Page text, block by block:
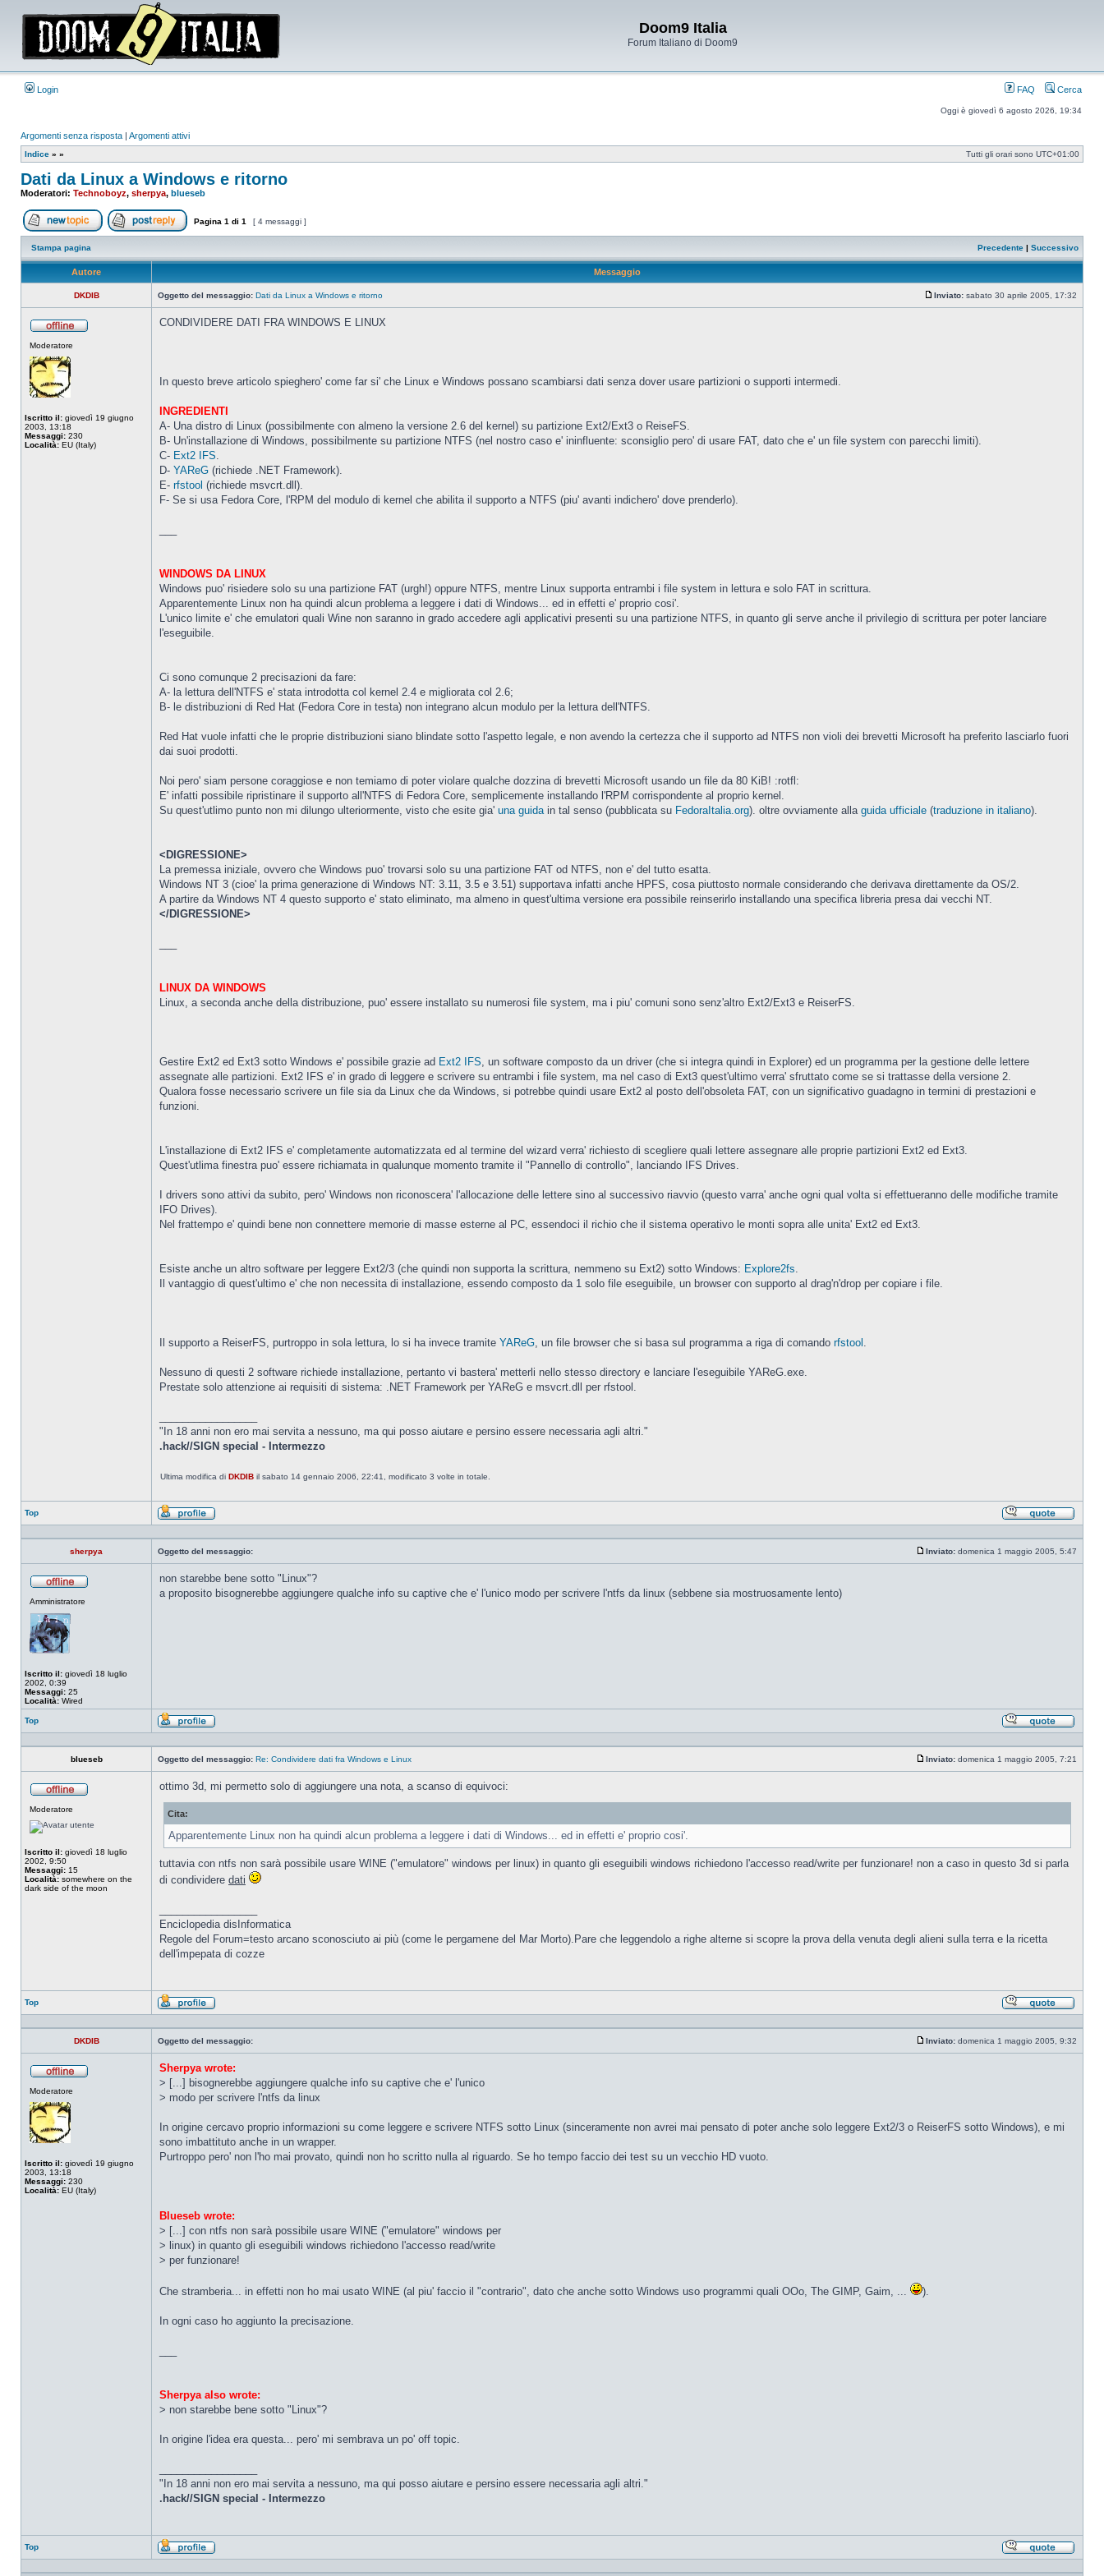
Doom9 Italia
Forum Italiano di Doom9
Login FAQ Cerca
Oggi è giovedì 6 agosto 2026, 19:34
Argomenti senza risposta | Argomenti attivi
Indice » » Tutti gli orari sono UTC+01:00
Dati da Linux a Windows e ritorno
Moderatori: Technoboyz, sherpya, blueseb
Apri un nuovo argomentoRispondi all’argomento
Pagina 1 di 1 [ 4 messaggi ]
Stampa pagina Precedente | Successivo
Autore Messaggio
DKDIB Oggetto del messaggio: Dati da Linux a Windows e ritorno
Inviato: sabato 30 aprile 2005, 17:32
Moderatore
Iscritto il: giovedì 19 giugno
2003, 13:18
Messaggi: 230
Località: EU (Italy)
CONDIVIDERE DATI FRA WINDOWS E LINUX
In questo breve articolo spieghero' come far si' che Linux e Windows possano scambiarsi dati senza dover usare partizioni o supporti intermedi.
INGREDIENTI
A- Una distro di Linux (possibilmente con almeno la versione 2.6 del kernel) su partizione Ext2/Ext3 o ReiseFS.
B- Un'installazione di Windows, possibilmente su partizione NTFS (nel nostro caso e' ininfluente: sconsiglio pero' di usare FAT, dato che e' un file system con parecchi limiti).
C- Ext2 IFS.
D- YAReG (richiede .NET Framework).
E- rfstool (richiede msvcrt.dll).
F- Se si usa Fedora Core, l'RPM del modulo di kernel che abilita il supporto a NTFS (piu' avanti indichero' dove prenderlo).
WINDOWS DA LINUX
Windows puo' risiedere solo su una partizione FAT (urgh!) oppure NTFS, mentre Linux supporta entrambi i file system in lettura e solo FAT in scrittura.
Apparentemente Linux non ha quindi alcun problema a leggere i dati di Windows... ed in effetti e' proprio cosi'.
L'unico limite e' che emulatori quali Wine non saranno in grado accedere agli applicativi presenti su una partizione NTFS, in quanto gli serve anche il privilegio di scrittura per poter lanciare
l'eseguibile.
Ci sono comunque 2 precisazioni da fare:
A- la lettura dell'NTFS e' stata introdotta col kernel 2.4 e migliorata col 2.6;
B- le distribuzioni di Red Hat (Fedora Core in testa) non integrano alcun modulo per la lettura dell'NTFS.
Red Hat vuole infatti che le proprie distribuzioni siano blindate sotto l'aspetto legale, e non avendo la certezza che il supporto ad NTFS non violi dei brevetti Microsoft ha preferito lasciarlo fuori
dai suoi prodotti.
Noi pero' siam persone coraggiose e non temiamo di poter violare qualche dozzina di brevetti Microsoft usando un file da 80 KiB! :rotfl:
E' infatti possibile ripristinare il supporto all'NTFS di Fedora Core, semplicemente installando l'RPM corrispondente al proprio kernel.
Su quest'utlimo punto non mi dilungo ulteriormente, visto che esite gia' una guidain tal senso (pubblicata su FedoraItalia.org). oltre ovviamente alla guida ufficiale (traduzione in italiano).
<DIGRESSIONE>
La premessa iniziale, ovvero che Windows puo' trovarsi solo su una partizione FAT od NTFS, non e' del tutto esatta.
Windows NT 3 (cioe' la prima generazione di Windows NT: 3.11, 3.5 e 3.51) supportava infatti anche HPFS, cosa piuttosto normale considerando che derivava direttamente da OS/2.
A partire da Windows NT 4 questo supporto e' stato eliminato, ma almeno in quest'ultima versione era possibile reinserirlo installando una specifica libreria presa dai vecchi NT.
</DIGRESSIONE>
LINUX DA WINDOWS
Linux, a seconda anche della distribuzione, puo' essere installato su numerosi file system, ma i piu' comuni sono senz'altro Ext2/Ext3 e ReiserFS.
Gestire Ext2 ed Ext3 sotto Windows e' possibile grazie ad Ext2 IFS, un software composto da un driver (che si integra quindi in Explorer) ed un programma per la gestione delle lettere
assegnate alle partizioni. Ext2 IFS e' in grado di leggere e scrivere su entrambi i file system, ma nel caso di Ext3 quest'ultimo verra' sfruttato come se si trattasse della versione 2.
Qualora fosse necessario scrivere un file sia da Linux che da Windows, si potrebbe quindi usare Ext2 al posto dell'obsoleta FAT, con un significativo guadagno in termini di prestazioni e
funzioni.
L'installazione di Ext2 IFS e' completamente automatizzata ed al termine del wizard verra' richiesto di scegliere quali lettere assegnare alle proprie partizioni Ext2 ed Ext3.
Quest'utlima finestra puo' essere richiamata in qualunque momento tramite il "Pannello di controllo", lanciando IFS Drives.
I drivers sono attivi da subito, pero' Windows non riconoscera' l'allocazione delle lettere sino al successivo riavvio (questo varra' anche ogni qual volta si effettueranno delle modifiche tramite
IFO Drives).
Nel frattempo e' quindi bene non connettere memorie di masse esterne al PC, essendoci il richio che il sistema operativo le monti sopra alle unita' Ext2 ed Ext3.
Esiste anche un altro software per leggere Ext2/3 (che quindi non supporta la scrittura, nemmeno su Ext2) sotto Windows: Explore2fs.
Il vantaggio di quest'ultimo e' che non necessita di installazione, essendo composto da 1 solo file eseguibile, un browser con supporto al drag'n'drop per copiare i file.
Il supporto a ReiserFS, purtroppo in sola lettura, lo si ha invece tramite YAReG, un file browser che si basa sul programma a riga di comando rfstool .
Nessuno di questi 2 software richiede installazione, pertanto vi bastera' metterli nello stesso directory e lanciare l'eseguibile YAReG.exe.
Prestate solo attenzione ai requisiti di sistema: .NET Framework per YAReG e msvcrt.dll per rfstool.
"In 18 anni non ero mai servita a nessuno, ma qui posso aiutare e persino essere necessaria agli altri."
.hack//SIGN special - Intermezzo
Ultima modifica di DKDIB il sabato 14 gennaio 2006, 22:41, modificato 3 volte in totale.
Top
Profilo
sherpya
Oggetto del messaggio:
Inviato: domenica 1 maggio 2005, 5:47
Amministratore
Iscritto il: giovedì 18 luglio
2002, 0:39
Messaggi: 25
Località: Wired
non starebbe bene sotto "Linux"?
a proposito bisognerebbe aggiungere qualche info su captive che e' l'unico modo per scrivere l'ntfs da linux (sebbene sia mostruosamente lento)
Top
Profilo
blueseb
Oggetto del messaggio: Re: Condividere dati fra Windows e Linux
Inviato: domenica 1 maggio 2005, 7:21
Moderatore
Iscritto il: giovedì 18 luglio
2002, 9:50
Messaggi: 15
Località: somewhere on the
dark side of the moon
ottimo 3d, mi permetto solo di aggiungere una nota, a scanso di equivoci:
Cita:
Apparentemente Linux non ha quindi alcun problema a leggere i dati di Windows... ed in effetti e' proprio cosi'.
tuttavia con ntfs non sarà possibile usare WINE ("emulatore" windows per linux) in quanto gli eseguibili windows richiedono l'accesso read/write per funzionare! non a caso in questo 3d si parla
di condividere dati
Enciclopedia disInformatica
Regole del Forum=testo arcano sconosciuto ai più (come le pergamene del Mar Morto).Pare che leggendolo a righe alterne si scopre la prova della venuta degli alieni sulla terra e la ricetta
dell'impepata di cozze
Top
Profilo
DKDIB
Oggetto del messaggio:
Inviato: domenica 1 maggio 2005, 9:32
Moderatore
Iscritto il: giovedì 19 giugno
2003, 13:18
Messaggi: 230
Località: EU (Italy)
Sherpya wrote:
> [...] bisognerebbe aggiungere qualche info su captive che e' l'unico
> modo per scrivere l'ntfs da linux
In origine cercavo proprio informazioni su come leggere e scrivere NTFS sotto Linux (sinceramente non avrei mai pensato di poter anche solo leggere Ext2/3 o ReiserFS sotto Windows), e mi
sono imbattituto anche in un wrapper.
Purtroppo pero' non l'ho mai provato, quindi non ho scritto nulla al riguardo. Se ho tempo faccio dei test su un vecchio HD vuoto.
Blueseb wrote:
> [...] con ntfs non sarà possibile usare WINE ("emulatore" windows per
> linux) in quanto gli eseguibili windows richiedono l'accesso read/write
> per funzionare!
Che stramberia... in effetti non ho mai usato WINE (al piu' faccio il "contrario", dato che anche sotto Windows uso programmi quali OOo, The GIMP, Gaim, ... ).
In ogni caso ho aggiunto la precisazione.
Sherpya also wrote:
> non starebbe bene sotto "Linux"?
In origine l'idea era questa... pero' mi sembrava un po' off topic.
"In 18 anni non ero mai servita a nessuno, ma qui posso aiutare e persino essere necessaria agli altri."
.hack//SIGN special - Intermezzo
Top
Profilo